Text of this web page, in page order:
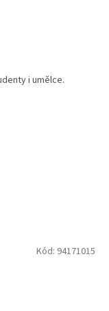
i umělce.
Kód: 94171015